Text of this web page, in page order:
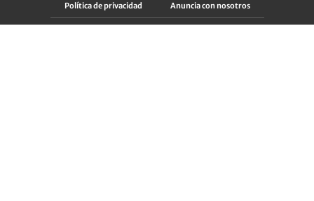
Política de privacidad Anuncia con nosotros